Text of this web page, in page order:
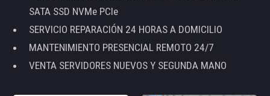
SATA SSD NVMe PCIe
SERVICIO REPARACIÓN 24 HORAS A DOMICILIO
MANTENIMIENTO PRESENCIAL REMOTO 24/7
VENTA SERVIDORES NUEVOS Y SEGUNDA MANO